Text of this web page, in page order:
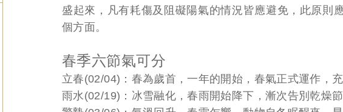
盛起來，凡有耗傷及阻礙陽氣的情況皆應避免，此原則
個方面。
春季六節氣可分
立春(02/04)：春為歲首，一年的開始，春氣正式運作，充
雨水(02/19)：冰雪融化，春雨開始降下，漸次告別乾燥節